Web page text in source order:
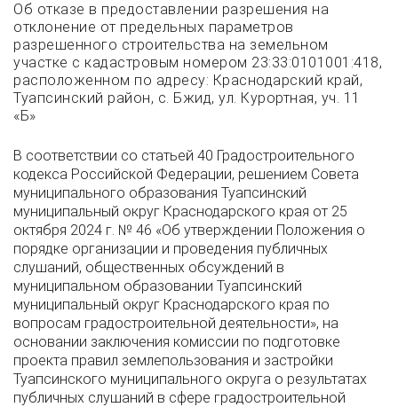
Об отказе в предоставлении разрешения на
отклонение от предельных параметров
разрешенного строительства на земельном
участке с кадастровым номером 23:33:0101001:418,
расположенном по адресу: Краснодарский край,
Туапсинский район, с. Бжид, ул. Курортная, уч. 11
«Б»
В соответствии со статьей 40 Градостроительного
кодекса Российской Федерации, решением Совета
муниципального образования Туапсинский
муниципальный округ Краснодарского края от 25
октября 2024 г. № 46 «Об утверждении Положения о
порядке организации и проведения публичных
слушаний, общественных обсуждений в
муниципальном образовании Туапсинский
муниципальный округ Краснодарского края по
вопросам градостроительной деятельности», на
основании заключения комиссии по подготовке
проекта правил землепользования и застройки
Туапсинского муниципального округа о результатах
публичных слушаний в сфере градостроительной